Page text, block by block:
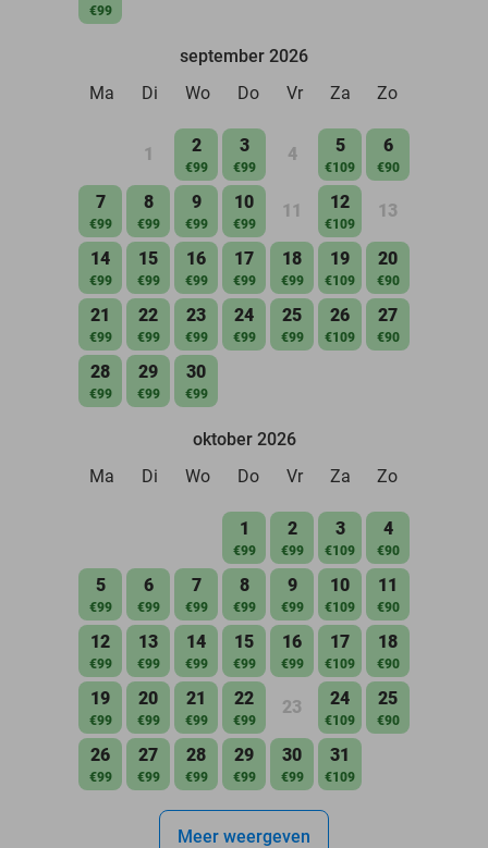
€99
september 2026
Ma
Di Wo Do Vr Za Zo
1 2
€99
3
€99
4 5
€109
6
€90
7
€99
8
€99
9
€99
10
€99
11 12
€109
13
14
€99
15
€99
16
€99
17
€99
18
€99
19
€109
20
€90
21
€99
22
€99
23
€99
24
€99
25
€99
26
€109
27
€90
28
€99
29
€99
30
€99
oktober 2026
Ma
Di Wo Do Vr Za Zo
1
€99
2
€99
3
€109
4
€90
5
€99
6
€99
7
€99
8
€99
9
€99
10
€109
11
€90
12
€99
13
€99
14
€99
15
€99
16
€99
17
€109
18
€90
19
€99
20
€99
21
€99
22
€99
23 24
€109
25
€90
26
€99
27
€99
28
€99
29
€99
30
€99
31
€109
Meer weergeven